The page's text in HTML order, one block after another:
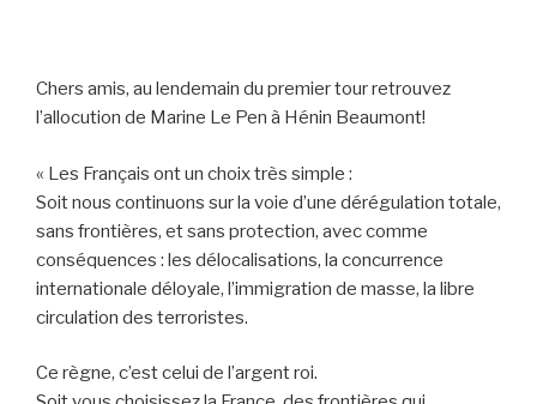
Chers amis, au lendemain du premier tour retrouvez
l’allocution de Marine Le Pen à Hénin Beaumont!
« Les Français ont un choix très simple :
Soit nous continuons sur la voie d’une dérégulation totale,
sans frontières, et sans protection, avec comme
conséquences : les délocalisations, la concurrence
internationale déloyale, l’immigration de masse, la libre
circulation des terroristes.
Ce règne, c’est celui de l’argent roi.